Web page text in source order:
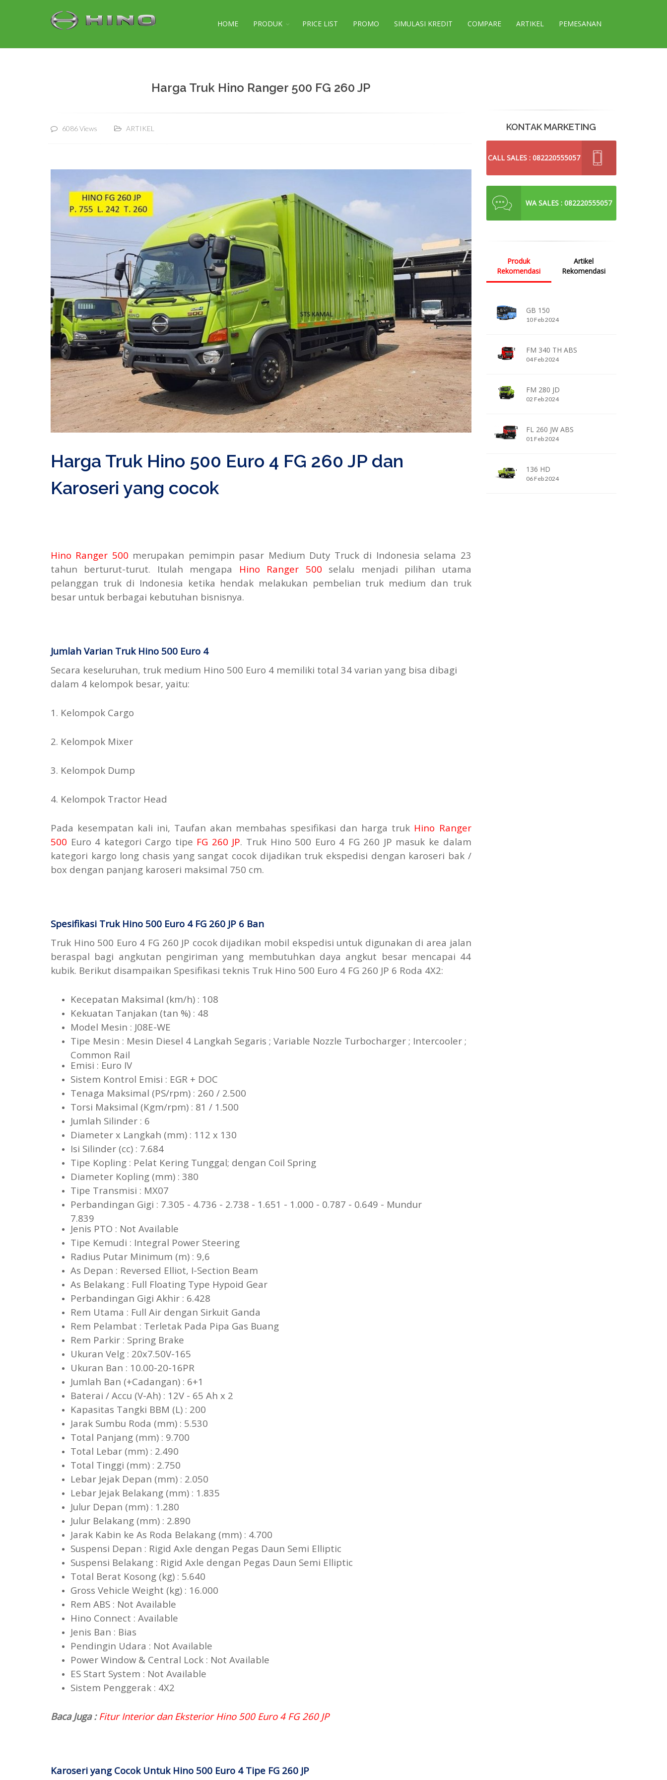
HOME PRODUK PRICE LIST PROMO SIMULASI KREDIT COMPARE ARTIKEL PEMESANAN
Harga Truk Hino Ranger 500 FG 260 JP
6086 Views ARTIKEL
Harga Truk Hino 500 Euro 4 FG 260 JP dan
Karoseri yang cocok
Hino Ranger 500 merupakan pemimpin pasar Medium Duty Truck di Indonesia selama 23
tahun berturut-turut. Itulah mengapa Hino Ranger 500 selalu menjadi pilihan utama
pelanggan truk di Indonesia ketika hendak melakukan pembelian truk medium dan truk
besar untuk berbagai kebutuhan bisnisnya.
Jumlah Varian Truk Hino 500 Euro 4
Secara keseluruhan, truk medium Hino 500 Euro 4 memiliki total 34 varian yang bisa dibagi
dalam 4 kelompok besar, yaitu:
1. Kelompok Cargo
2. Kelompok Mixer
3. Kelompok Dump
4. Kelompok Tractor Head
Pada kesempatan kali ini, Taufan akan membahas spesifikasi dan harga truk Hino Ranger
500 Euro 4 kategori Cargo tipe FG 260 JP. Truk Hino 500 Euro 4 FG 260 JP masuk ke dalam
kategori kargo long chasis yang sangat cocok dijadikan truk ekspedisi dengan karoseri bak /
box dengan panjang karoseri maksimal 750 cm.
Spesifikasi Truk Hino 500 Euro 4 FG 260 JP 6 Ban
Truk Hino 500 Euro 4 FG 260 JP cocok dijadikan mobil ekspedisi untuk digunakan di area jalan
beraspal bagi angkutan pengiriman yang membutuhkan daya angkut besar mencapai 44
kubik. Berikut disampaikan Spesifikasi teknis Truk Hino 500 Euro 4 FG 260 JP 6 Roda 4X2:
Kecepatan Maksimal (km/h) : 108
Kekuatan Tanjakan (tan %) : 48
Model Mesin : J08E-WE
Tipe Mesin : Mesin Diesel 4 Langkah Segaris ; Variable Nozzle Turbocharger ; Intercooler ;
Common Rail
Emisi : Euro IV
Sistem Kontrol Emisi : EGR + DOC
Tenaga Maksimal (PS/rpm) : 260 / 2.500
Torsi Maksimal (Kgm/rpm) : 81 / 1.500
Jumlah Silinder : 6
Diameter x Langkah (mm) : 112 x 130
Isi Silinder (cc) : 7.684
Tipe Kopling : Pelat Kering Tunggal; dengan Coil Spring
Diameter Kopling (mm) : 380
Tipe Transmisi : MX07
Perbandingan Gigi : 7.305 - 4.736 - 2.738 - 1.651 - 1.000 - 0.787 - 0.649 - Mundur
7.839
Jenis PTO : Not Available
Tipe Kemudi : Integral Power Steering
Radius Putar Minimum (m) : 9,6
As Depan : Reversed Elliot, I-Section Beam
As Belakang : Full Floating Type Hypoid Gear
Perbandingan Gigi Akhir : 6.428
Rem Utama : Full Air dengan Sirkuit Ganda
Rem Pelambat : Terletak Pada Pipa Gas Buang
Rem Parkir : Spring Brake
Ukuran Velg : 20x7.50V-165
Ukuran Ban : 10.00-20-16PR
Jumlah Ban (+Cadangan) : 6+1
Baterai / Accu (V-Ah) : 12V - 65 Ah x 2
Kapasitas Tangki BBM (L) : 200
Jarak Sumbu Roda (mm) : 5.530
Total Panjang (mm) : 9.700
Total Lebar (mm) : 2.490
Total Tinggi (mm) : 2.750
Lebar Jejak Depan (mm) : 2.050
Lebar Jejak Belakang (mm) : 1.835
Julur Depan (mm) : 1.280
Julur Belakang (mm) : 2.890
Jarak Kabin ke As Roda Belakang (mm) : 4.700
Suspensi Depan : Rigid Axle dengan Pegas Daun Semi Elliptic
Suspensi Belakang : Rigid Axle dengan Pegas Daun Semi Elliptic
Total Berat Kosong (kg) : 5.640
Gross Vehicle Weight (kg) : 16.000
Rem ABS : Not Available
Hino Connect : Available
Jenis Ban : Bias
Pendingin Udara : Not Available
Power Window & Central Lock : Not Available
ES Start System : Not Available
Sistem Penggerak : 4X2
Baca Juga : Fitur Interior dan Eksterior Hino 500 Euro 4 FG 260 JP
Karoseri yang Cocok Untuk Hino 500 Euro 4 Tipe FG 260 JP
KONTAK MARKETING
CALL SALES : 082220555057
WA SALES : 082220555057
Produk
Rekomendasi
Artikel
Rekomendasi
GB 150
10 Feb 2024
FM 340 TH ABS
04 Feb 2024
FM 280 JD
02 Feb 2024
FL 260 JW ABS
01 Feb 2024
136 HD
06 Feb 2024